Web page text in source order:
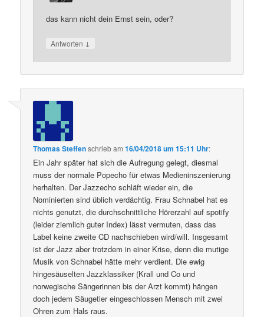
das kann nicht dein Ernst sein, oder?
Antworten ↓
Thomas Steffenschriebam16/04/2018 um 15:11 Uhr:
Ein Jahr später hat sich die Aufregung gelegt, diesmal
muss der normale Popecho für etwas Medieninszenierung
herhalten. Der Jazzecho schläft wieder ein, die
Nominierten sind üblich verdächtig. Frau Schnabel hat es
nichts genutzt, die durchschnittliche Hörerzahl auf spotify
(leider ziemlich guter Index) lässt vermuten, dass das
Label keine zweite CD nachschieben wird/will. Insgesamt
ist der Jazz aber trotzdem in einer Krise, denn die mutige
Musik von Schnabel hätte mehr verdient. Die ewig
hingesäuselten Jazzklassiker (Krall und Co und
norwegische Sängerinnen bis der Arzt kommt) hängen
doch jedem Säugetier eingeschlossen Mensch mit zwei
Ohren zum Hals raus.